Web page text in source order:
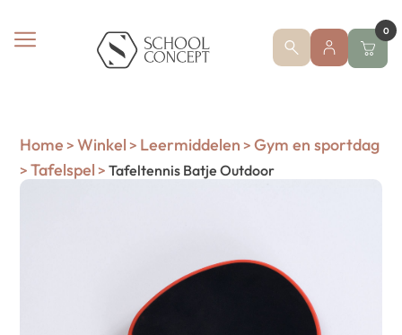
0
Home > Winkel > Leermiddelen > Gym en sportdag
> Tafelspel > Tafeltennis Batje Outdoor